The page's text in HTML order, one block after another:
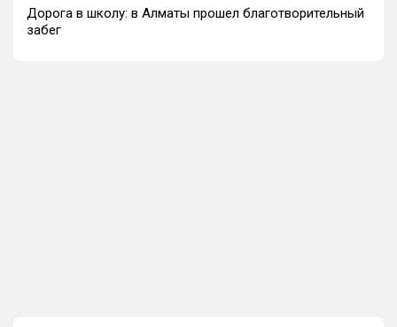
Дорога в школу: в Алматы прошел благотворительный
забег